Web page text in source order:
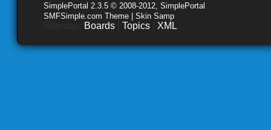
SimplePortal 2.3.5 © 2008-2012, SimplePortal
SMFSimple.com Theme | Skin Samp
Boards Topics XML